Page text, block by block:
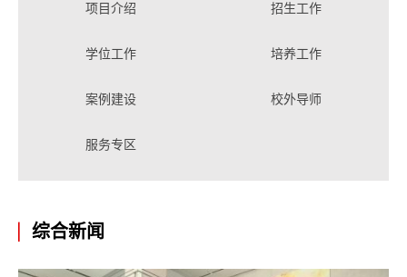
项目介绍 招生工作
学位工作 培养工作
案例建设 校外导师
服务专区
综合新闻